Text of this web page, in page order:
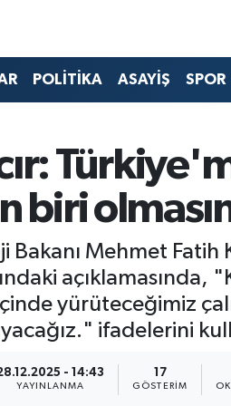
POLİTİKA ASAYİŞ SPOR
biri
Bakanı Mehmet Fatih
yürüteceğimiz
ifadelerini
- 14:43
YAYINLANMA
17
GÖSTERIM